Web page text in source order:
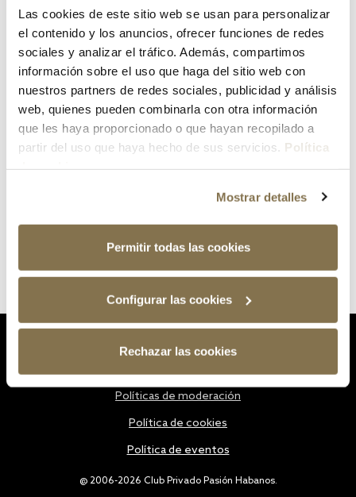
Las cookies de este sitio web se usan para personalizar
el contenido y los anuncios, ofrecer funciones de redes
sociales y analizar el tráfico. Además, compartimos
información sobre el uso que haga del sitio web con
nuestros partners de redes sociales, publicidad y análisis
web, quienes pueden combinarla con otra información
que les haya proporcionado o que hayan recopilado a
partir del uso que haya hecho de sus servicios. Política
Mostrar detalles
Permitir todas las cookies
Configurar las cookies
Rechazar las cookies
¿Has olvidado tu contraseña?
@ 2006-2026 Club Privado Pasión Habanos.
Políticas de moderación
Política de cookies
Política de eventos